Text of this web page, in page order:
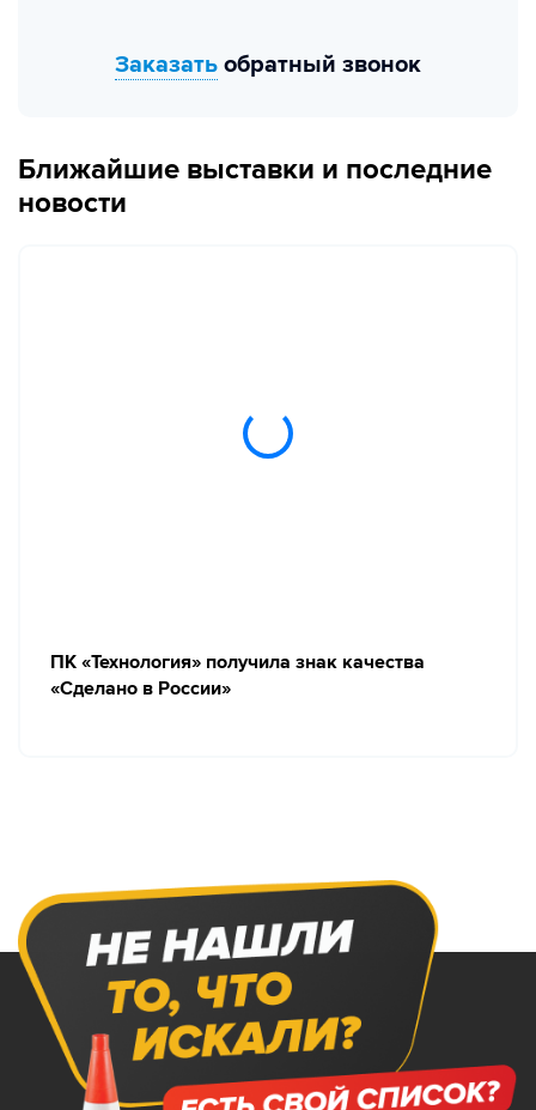
Заказать обратный звонок
Ближайшие выставки и последние
новости
ПК «Технология» получила знак качества
«Сделано в России»